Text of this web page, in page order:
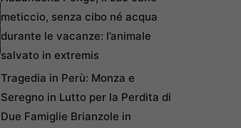
meticcio, senza cibo né acqua
durante le vacanze: l’animale
salvato in extremis
Tragedia in Perù: Monza e
Seregno in Lutto per la Perdita di
Due Famiglie Brianzole in